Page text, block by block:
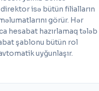
direktor isə bütün filialların
görür. Hər
hesabat hazırlamaq tələb
şablonu bütün rol
uyğunlaşır.